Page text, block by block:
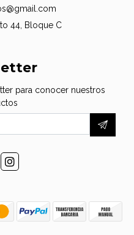
44, Bloque C
para conocer nuestros